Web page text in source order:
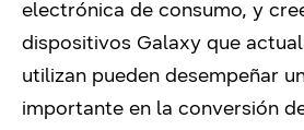
electrónica de consumo, y
dispositivos Galaxy que
utilizan pueden desempeñar
importante en la conversión